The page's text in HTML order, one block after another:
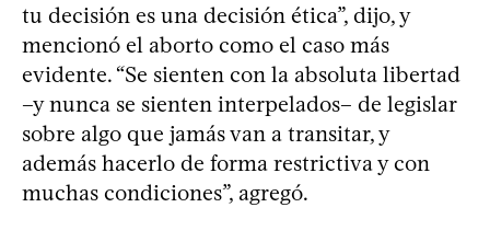
tu decisión es una decisión ética”, dijo, y
mencionó el aborto como el caso más
evidente. “Se sienten con la absoluta libertad
–y nunca se sienten interpelados– de legislar
sobre algo que jamás van a transitar, y
además hacerlo de forma restrictiva y con
muchas condiciones”, agregó.